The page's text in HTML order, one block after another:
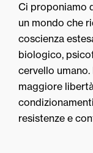
Ci proponiamo
un mondo che
coscienza
biologico,
cervello
maggiore
resistenze e